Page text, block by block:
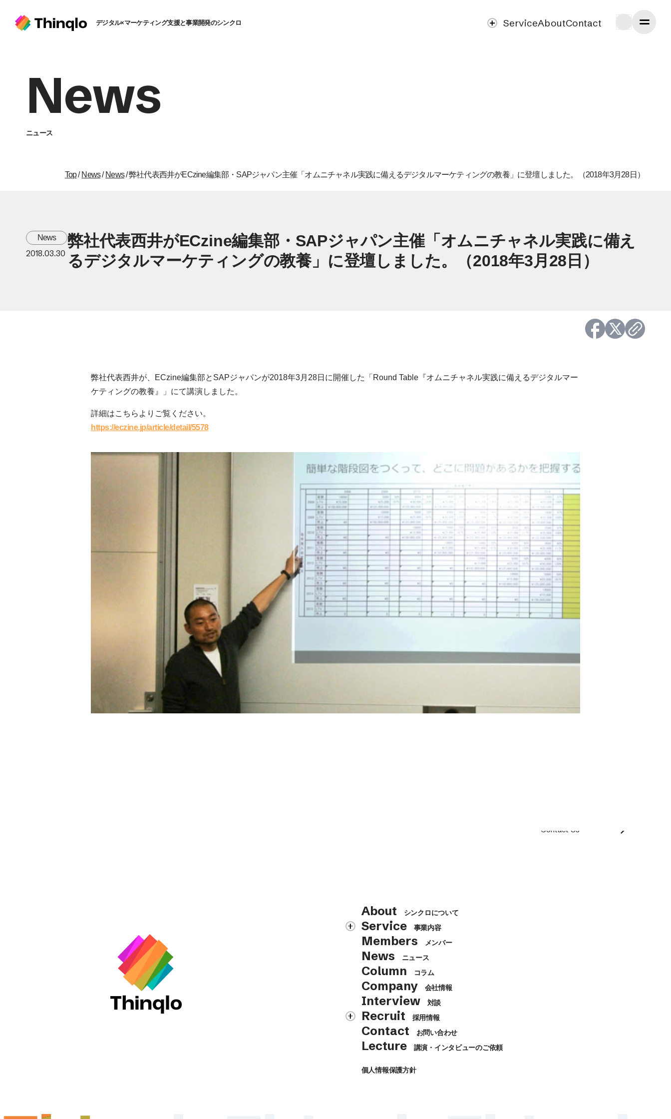
デジタル×マーケティング支援と事業開発のシンクロ ServiceAboutContact
News
ニュース
Top/ News/ News/弊社代表西井がECzine編集部・SAPジャパン主催「オムニチャネル実践に備えるデジタルマーケティングの教養」に登壇しました。（2018年3月28日）
News
2018.03.30
弊社代表西井がECzine編集部・SAPジャパン主催「オムニチャネル実践に備え
るデジタルマーケティングの教養」に登壇しました。（2018年3月28日）
弊社代表西井が、ECzine編集部とSAPジャパンが2018年3月28日に開催した「Round Table『オムニチャネル実践に備えるデジタルマー
ケティングの教養』」にて講演しました。
詳細はこちらよりご覧ください。
https://eczine.jp/article/detail/5578
Contact Us
About シンクロについて
Service 事業内容
Members メンバー
News ニュース
Column コラム
Company 会社情報
Interview 対談
Recruit 採用情報
Contact お問い合わせ
Lecture 講演・インタビューのご依頼
個人情報保護方針